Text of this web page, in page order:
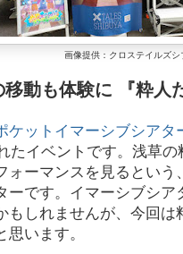
画像提供：クロステイルズシ
移動も体験に 『粋人
ケットイマーシブシアタ
たイベントです。浅草
ォーマンスを見るとい
ーです。イマーシブシ
もしれませんが、今回
います。